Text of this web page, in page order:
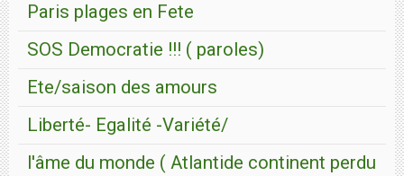
Paris plages en Fete
SOS Democratie !!! ( paroles)
Ete/saison des amours
Liberté- Egalité -Variété/
l'âme du monde ( Atlantide continent perdu